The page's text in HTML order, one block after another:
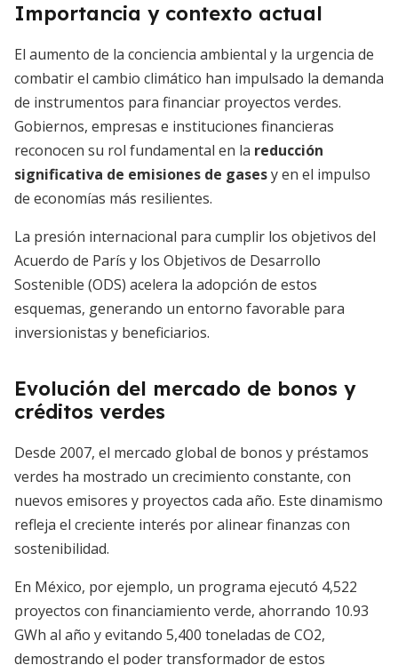
Importancia y contexto actual
El aumento de la conciencia ambiental y la urgencia de
combatir el cambio climático han impulsado la demanda
de instrumentos para financiar proyectos verdes.
Gobiernos, empresas e instituciones financieras
reconocen su rol fundamental en la reducción
significativa de emisiones de gasesy en el impulso
de economías más resilientes.
La presión internacional para cumplir los objetivos del
Acuerdo de París y los Objetivos de Desarrollo
Sostenible (ODS) acelera la adopción de estos
esquemas, generando un entorno favorable para
inversionistas y beneficiarios.
Evolución del mercado de bonos y
créditos verdes
Desde 2007, el mercado global de bonos y préstamos
verdes ha mostrado un crecimiento constante, con
nuevos emisores y proyectos cada año. Este dinamismo
refleja el creciente interés por alinear finanzas con
sostenibilidad.
En México, por ejemplo, un programa ejecutó 4,522
proyectos con financiamiento verde, ahorrando 10.93
GWh al año y evitando 5,400 toneladas de CO2,
demostrando el poder transformador de estos